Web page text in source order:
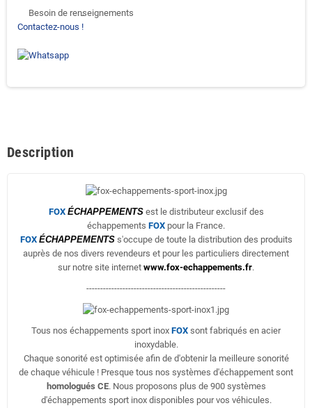
support-agent
Besoin de renseignements
Contactez-nous !
Description
FOX ÉCHAPPEMENTSest le distributeur exclusif des
échappements FOX pour la France.
FOX ÉCHAPPEMENTSs'occupe de toute la distribution des produits
auprès de nos divers revendeurs et pour les particuliers directement
sur notre site internet www.fox-echappements.fr.
--------------------------------------------------
Tous nos échappements sport inox FOX sont fabriqués en acier
inoxydable.
Chaque sonorité est optimisée afin de d'obtenir la meilleure sonorité
de chaque véhicule ! Presque tous nos systèmes d'échappement sont
homologués CE. Nous proposons plus de 900 systèmes
d'échappements sport inox disponibles pour vos véhicules.